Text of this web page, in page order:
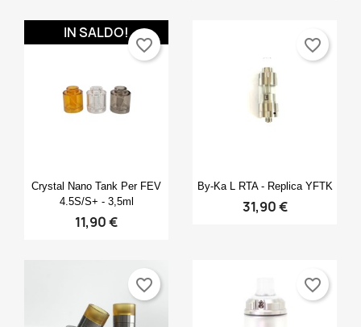
Anteprima
Crystal Nano Tank Per FEV
4.5S/S+ - 3,5ml
11,90 €
IN SALDO!
favorite_border
Anteprima
By-Ka L RTA - Replica YFTK
31,90 €
favorite_border
favorite_border favorite_border